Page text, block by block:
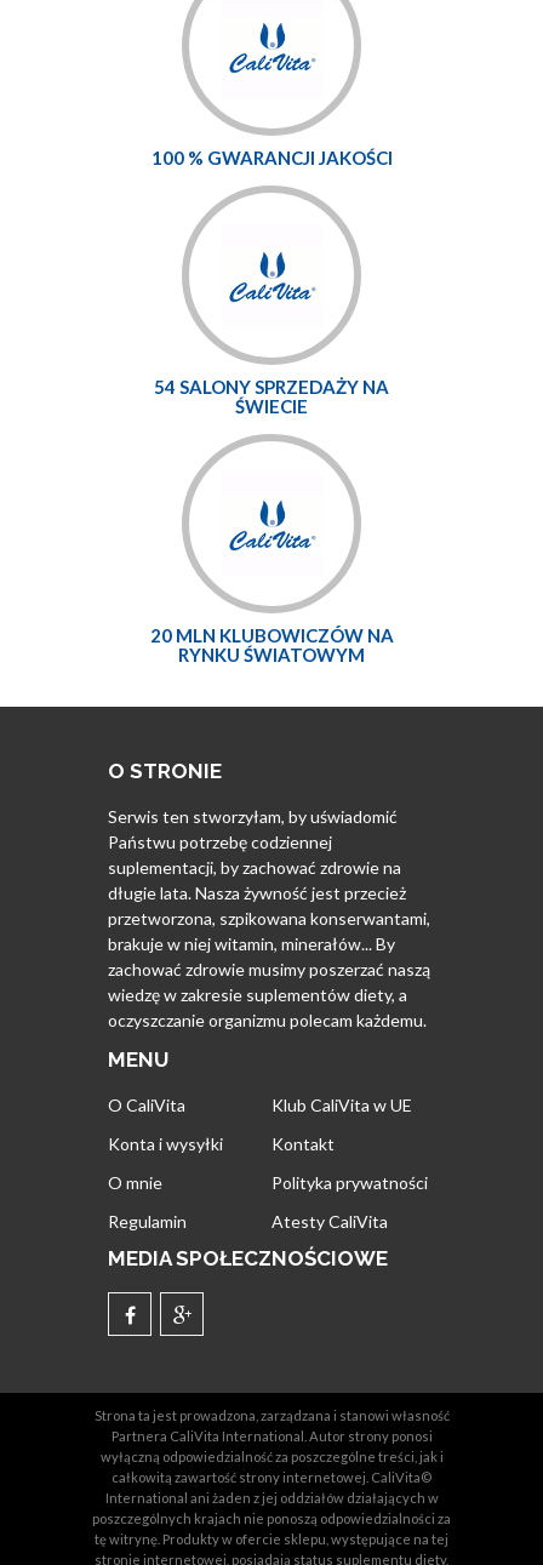
100 % GWARANCJI JAKOŚCI
54 SALONY SPRZEDAŻY NA
ŚWIECIE
20 MLN KLUBOWICZÓW NA
RYNKU ŚWIATOWYM
O STRONIE
Serwis ten stworzyłam, by uświadomić
Państwu potrzebę codziennej
suplementacji, by zachować zdrowie na
długie lata. Nasza żywność jest przecież
przetworzona, szpikowana konserwantami,
brakuje w niej witamin, minerałów... By
zachować zdrowie musimy poszerzać naszą
wiedzę w zakresie suplementów diety, a
oczyszczanie organizmu polecam każdemu.
MENU
O CaliVita
Klub CaliVita w UE
Konta i wysyłki
Kontakt
O mnie
Polityka prywatności
Regulamin
Atesty CaliVita
MEDIA SPOŁECZNOŚCIOWE
Strona ta jest prowadzona, zarządzana i stanowi własność
Partnera CaliVita International. Autor strony ponosi
wyłączną odpowiedzialność za poszczególne treści, jak i
całkowitą zawartość strony internetowej. CaliVita©
International ani żaden z jej oddziałów działających w
poszczególnych krajach nie ponoszą odpowiedzialności za
tę witrynę. Produkty w ofercie sklepu, występujące na tej
stronie internetowej, posiadają status suplementu diety,